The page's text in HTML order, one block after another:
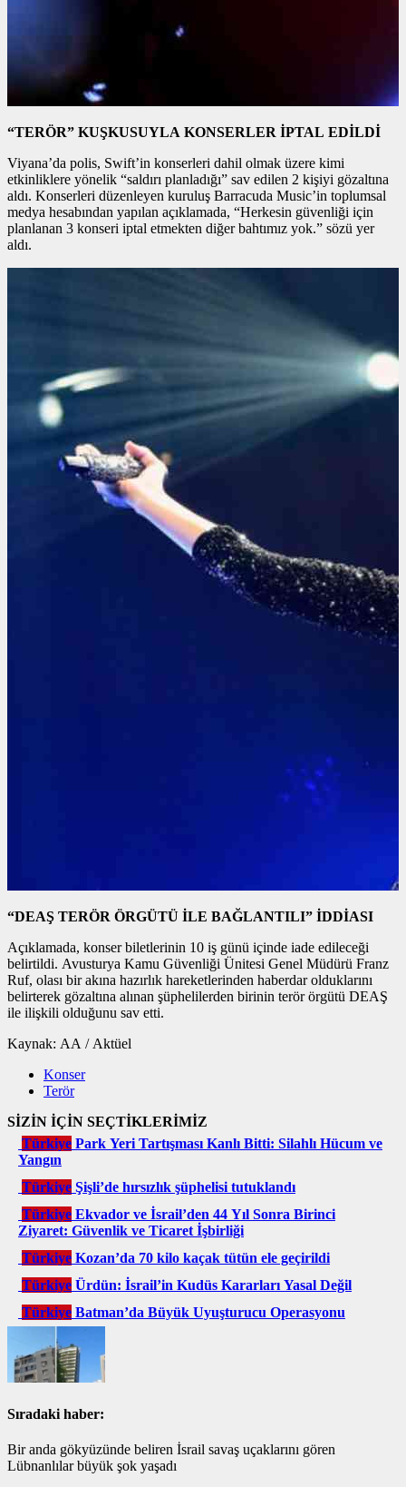
“TERÖR” KUŞKUSUYLA KONSERLER İPTAL EDİLDİ
Viyana’da polis, Swift’in konserleri dahil olmak üzere kimi
etkinliklere yönelik “saldırı planladığı” sav edilen 2 kişiyi gözaltına
aldı. Konserleri düzenleyen kuruluş Barracuda Music’in toplumsal
medya hesabından yapılan açıklamada, “Herkesin güvenliği için
planlanan 3 konseri iptal etmekten diğer bahtımız yok.” sözü yer
aldı.
“DEAŞ TERÖR ÖRGÜTÜ İLE BAĞLANTILI” İDDİASI
Açıklamada, konser biletlerinin 10 iş günü içinde iade edileceği
belirtildi. Avusturya Kamu Güvenliği Ünitesi Genel Müdürü Franz
Ruf, olası bir akına hazırlık hareketlerinden haberdar olduklarını
belirterek gözaltına alınan şüphelilerden birinin terör örgütü DEAŞ
ile ilişkili olduğunu sav etti.
Kaynak: AA / Aktüel
Konser
Terör
SİZİN İÇİN SEÇTİKLERİMİZ
Türkiye Park Yeri Tartışması Kanlı Bitti: Silahlı Hücum ve
Yangın
Türkiye Şişli’de hırsızlık şüphelisi tutuklandı
Türkiye Ekvador ve İsrail’den 44 Yıl Sonra Birinci
Ziyaret: Güvenlik ve Ticaret İşbirliği
Türkiye Kozan’da 70 kilo kaçak tütün ele geçirildi
Türkiye Ürdün: İsrail’in Kudüs Kararları Yasal Değil
Türkiye Batman’da Büyük Uyuşturucu Operasyonu
Sıradaki haber:
Bir anda gökyüzünde beliren İsrail savaş uçaklarını gören
Lübnanlılar büyük şok yaşadı